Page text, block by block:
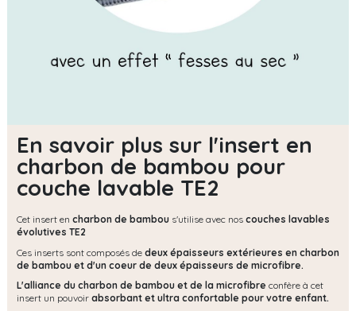
En savoir plus sur l'insert en
charbon de bambou pour
couche lavable TE2
Cet insert en charbon de bambou s'utilise avec nos couches lavables
évolutives TE2
Ces inserts sont composés de deux épaisseurs extérieures en charbon
de bambou et d'un coeur de deux épaisseurs de microfibre.
L'alliance du charbon de bambou et de la microfibre confère à cet
insert un pouvoir absorbant et ultra confortable pour votre enfant.